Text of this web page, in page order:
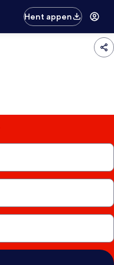
Hent appen